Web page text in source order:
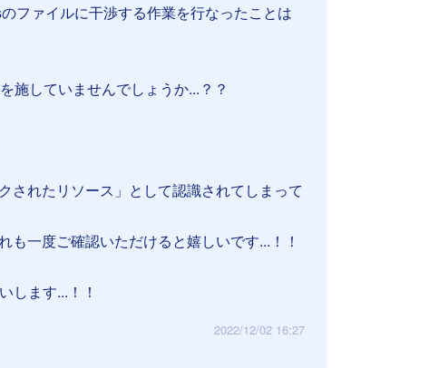
ファイルに干渉する作業を行なったことは
施していませんでしょうか...？？
されたリソース」として認識されてしまって
一度ご確認いただけると嬉しいです...！！
します...！！
2022/12/02 16:27